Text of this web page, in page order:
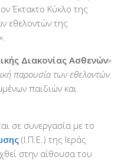
Έκτακτο Κύκλο της
εθελοντών της
Διακονίας Ασθενών»
παρουσία των εθελοντών
παιδιών και
σε συνεργασία με το
(Ι.Π.Ε.) της Ιεράς
στην αίθουσα του